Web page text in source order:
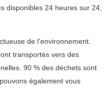
disponibles 24 heures sur 24,
de l’environnement.
transportés vers des
90 % des déchets sont
également vous